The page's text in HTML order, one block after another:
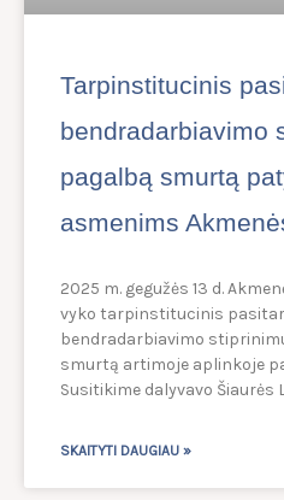
Tarpinstitucinis
bendradarbiavimo
pagalbą smurtą
asmenims
2025 m. gegužės 13 d.
vyko tarpinstitucinis
bendradarbiavimo
smurtą artimoje aplinkoje
Susitikime dalyvavo Šiaurės
SKAITYTI DAUGIAU »